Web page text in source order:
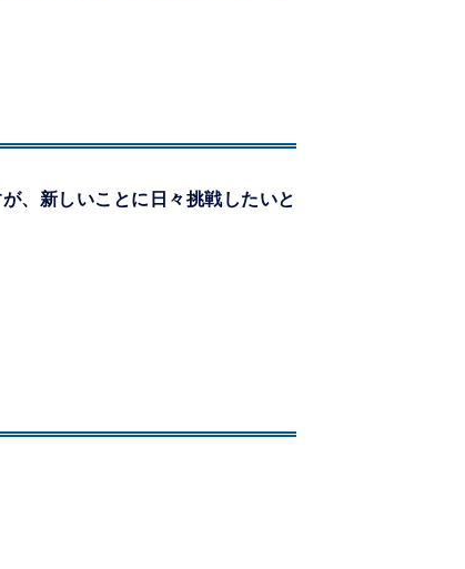
、新しいことに日々挑戦したいと